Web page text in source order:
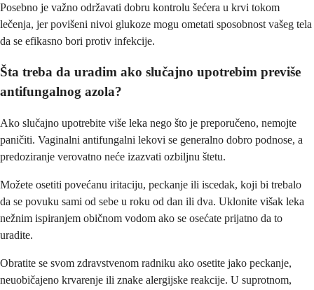
Posebno je važno održavati dobru kontrolu šećera u krvi tokom
lečenja, jer povišeni nivoi glukoze mogu ometati sposobnost vašeg tela
da se efikasno bori protiv infekcije.
Šta treba da uradim ako slučajno upotrebim previše
antifungalnog azola?
Ako slučajno upotrebite više leka nego što je preporučeno, nemojte
paničiti. Vaginalni antifungalni lekovi se generalno dobro podnose, a
predoziranje verovatno neće izazvati ozbiljnu štetu.
Možete osetiti povećanu iritaciju, peckanje ili iscedak, koji bi trebalo
da se povuku sami od sebe u roku od dan ili dva. Uklonite višak leka
nežnim ispiranjem običnom vodom ako se osećate prijatno da to
uradite.
Obratite se svom zdravstvenom radniku ako osetite jako peckanje,
neuobičajeno krvarenje ili znake alergijske reakcije. U suprotnom,